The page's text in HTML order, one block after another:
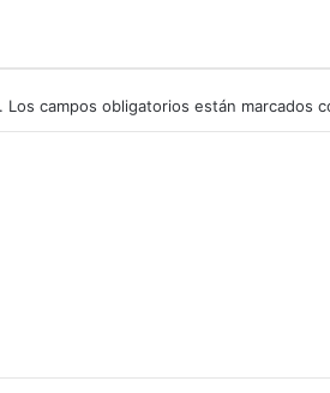
Los campos obligatorios están marcados